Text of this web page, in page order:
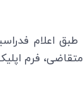
طبق اعلام
متقاضی، فرم